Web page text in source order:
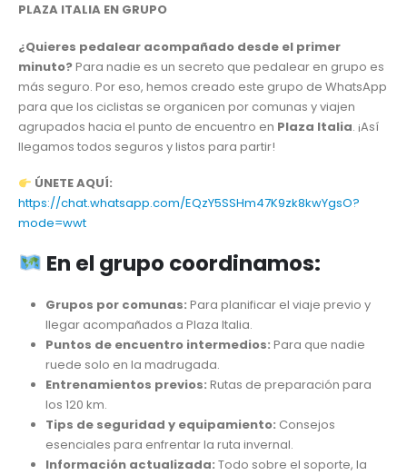
PLAZA ITALIA EN GRUPO
¿Quieres pedalear acompañado desde el primer
minuto?Para nadie es un secreto que pedalear en grupo es
más seguro. Por eso, hemos creado este grupo de WhatsApp
para que los ciclistas se organicen por comunas y viajen
agrupados hacia el punto de encuentro en Plaza Italia. ¡Así
llegamos todos seguros y listos para partir!
ÚNETE AQUÍ:
https://chat.whatsapp.com/EQzY5SSHm47K9zk8kwYgsO?
mode=wwt
En el grupo coordinamos:
Grupos por comunas: Para planificar el viaje previo y
llegar acompañados a Plaza Italia.
Puntos de encuentro intermedios: Para que nadie
ruede solo en la madrugada.
Entrenamientos previos: Rutas de preparación para
los 120 km.
Tips de seguridad y equipamiento: Consejos
esenciales para enfrentar la ruta invernal.
Información actualizada: Todo sobre el soporte, la